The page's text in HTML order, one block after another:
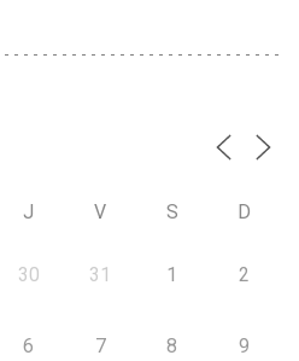
J V S D
30 31 1 2
6 7 8 9